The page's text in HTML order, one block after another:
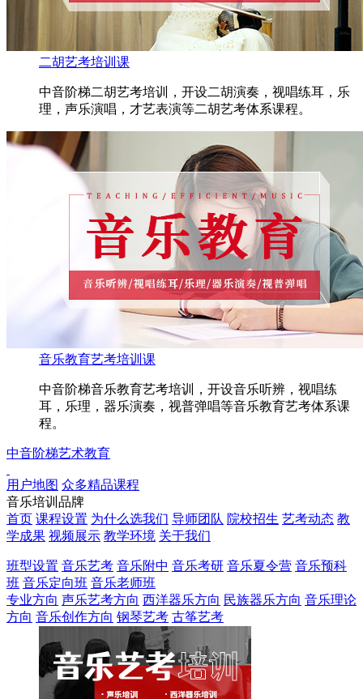
二胡艺考培训课
中音阶梯二胡艺考培训，开设二胡演奏，视唱练耳，乐
理，声乐演唱，才艺表演等二胡艺考体系课程。
音乐教育艺考培训课
中音阶梯音乐教育艺考培训，开设音乐听辨，视唱练
耳，乐理，器乐演奏，视普弹唱等音乐教育艺考体系课
程。
中音阶梯艺术教育
用户地图 众多精品课程
音乐培训品牌
首页 课程设置 为什么选我们 导师团队 院校招生 艺考动态 教
学成果 视频展示 教学环境 关于我们
班型设置 音乐艺考 音乐附中 音乐考研 音乐夏令营 音乐预科
班 音乐定向班 音乐老师班
专业方向 声乐艺考方向 西洋器乐方向 民族器乐方向 音乐理论
方向 音乐创作方向 钢琴艺考 古筝艺考